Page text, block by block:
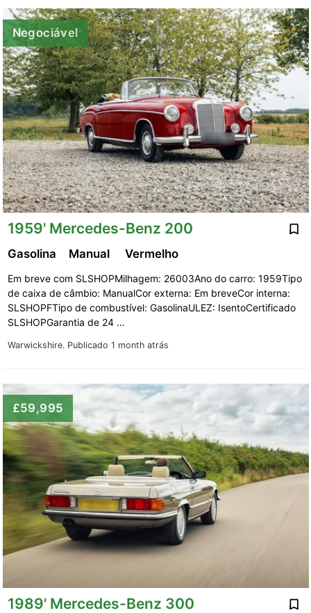
Negociável
1959' Mercedes-Benz 200
Warwickshire. Publicado 1 month atrás
Gasolina Manual Vermelho
Em breve com SLSHOPMilhagem: 26003Ano do carro: 1959Tipo
de caixa de câmbio: ManualCor externa: Em breveCor interna:
SLSHOPFTipo de combustível: GasolinaULEZ: IsentoCertificado
SLSHOPGarantia de 24 …
£59,995
1989' Mercedes-Benz 300